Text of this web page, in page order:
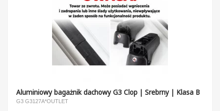
Aluminiowy bagażnik dachowy G3 Clop | Srebrny | Klasa B
G3 G3127A*OUTLET